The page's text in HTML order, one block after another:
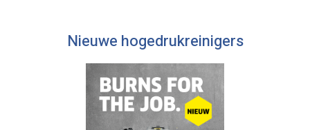
Nieuwe hogedrukreinigers